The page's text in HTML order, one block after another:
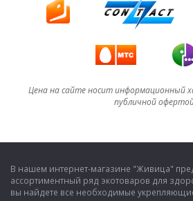
Цена на сайте носит информационный
публичной
В нашем интернет-магазине "Живица"
ассортиментный ряд экотоваров для
вы найдете все необходимые